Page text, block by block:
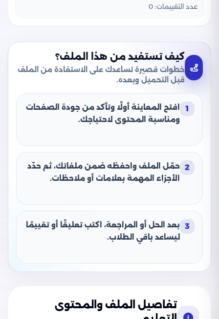
عدد التقييمات: 0
كيف تستفيد من هذا الملف؟
خطوات قصيرة تساعدك على الاستفادة من الملف
قبل التحميل وبعده.
1
افتح المعاينة أولًا وتأكد من جودة الصفحات
ومناسبة المحتوى لاحتياجك.
2 حمّل الملف واحفظه ضمن ملفاتك، ثم حدّد
الأجزاء المهمة بعلامات أو ملاحظات.
3
بعد الحل أو المراجعة، اكتب تعليقًا أو تقييمًا
ليساعد باقي الطلاب.
تفاصيل الملف والمحتوى